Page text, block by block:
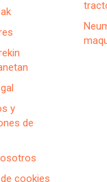
y
de
cookies